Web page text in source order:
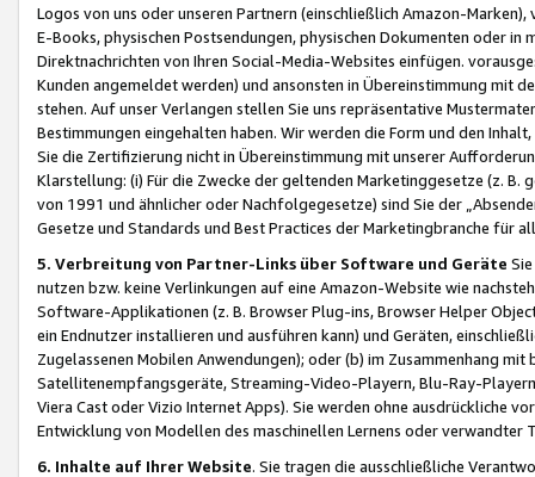
Logos von uns oder unseren Partnern (einschließlich Amazon-
E-Books, physischen Postsendungen, physischen Dokumenten oder in
Direktnachrichten von Ihren Social-Media-Websites einfügen.
Kunden angemeldet werden) und ansonsten in Übereinstimmung mit
stehen. Auf unser Verlangen stellen Sie uns repräsentative
Bestimmungen eingehalten haben. Wir werden die Form und den
Sie die Zertifizierung nicht in Übereinstimmung mit unserer
Klarstellung: (i) Für die Zwecke der geltenden Marketinggesetze (z. B.
von 1991 und ähnlicher oder Nachfolgegesetze) sind Sie der
Gesetze und Standards und Best Practices der Marketingbranche für
5. Verbreitung von Partner-Links über Software und Geräte
nutzen bzw. keine Verlinkungen auf eine Amazon-Website wie
Software-Applikationen (z. B. Browser Plug-ins, Browser Helper
ein Endnutzer installieren und ausführen kann) und Geräten,
Zugelassenen Mobilen Anwendungen); oder (b) im Zusammenhang
Satellitenempfangsgeräte, Streaming-Video-Playern, Blu-Ray-
Viera Cast oder Vizio Internet Apps). Sie werden ohne ausdrückliche
Entwicklung von Modellen des maschinellen Lernens oder
6. Inhalte auf Ihrer Website. Sie tragen die ausschließliche